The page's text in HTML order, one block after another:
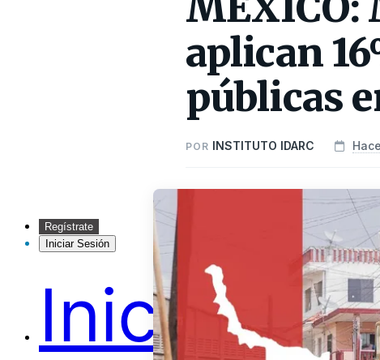
Regístrate
Iniciar Sesión
Inicio
aplican
públicas
POR INSTITUTO IDARC